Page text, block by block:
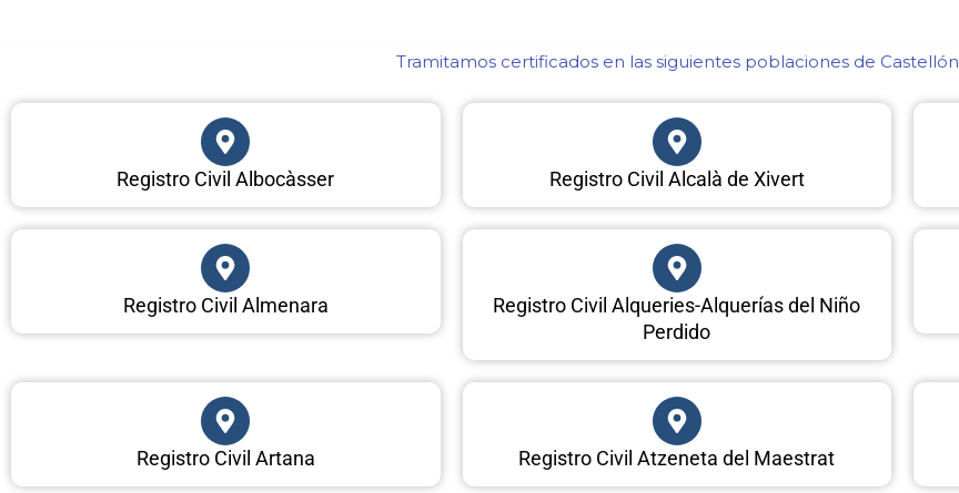
Tramitamos certificados en las siguientes poblaciones de Castellón​
Registro Civil Albocàsser Registro Civil Alcalà de Xivert
Registro Civil Almenara
Registro Civil Alqueries-Alquerías del Niño
Perdido
Registro Civil Artana Registro Civil Atzeneta del Maestrat